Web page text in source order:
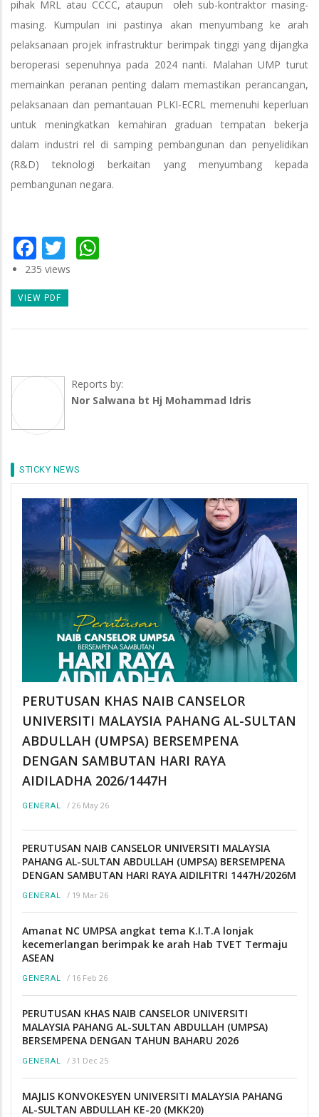
pihak MRL atau CCCC, ataupun oleh sub-kontraktor masing-
masing. Kumpulan ini pastinya akan menyumbang ke arah
pelaksanaan projek infrastruktur berimpak tinggi yang dijangka
beroperasi sepenuhnya pada 2024 nanti. Malahan UMP turut
memainkan peranan penting dalam memastikan perancangan,
pelaksanaan dan pemantauan PLKI-ECRL memenuhi keperluan
untuk meningkatkan kemahiran graduan tempatan bekerja
dalam industri rel di samping pembangunan dan penyelidikan
(R&D) teknologi berkaitan yang menyumbang kepada
pembangunan negara.
Facebook
Twitter
235 views
VIEW PDF
Reports by:
Nor Salwana bt Hj Mohammad Idris
STICKY NEWS
PERUTUSAN KHAS NAIB CANSELOR
UNIVERSITI MALAYSIA PAHANG AL-SULTAN
ABDULLAH (UMPSA) BERSEMPENA
DENGAN SAMBUTAN HARI RAYA
AIDILADHA 2026/1447H
GENERAL / 26 May 26
PERUTUSAN NAIB CANSELOR UNIVERSITI MALAYSIA
PAHANG AL-SULTAN ABDULLAH (UMPSA) BERSEMPENA
DENGAN SAMBUTAN HARI RAYA AIDILFITRI 1447H/2026M
GENERAL / 19 Mar 26
Amanat NC UMPSA angkat tema K.I.T.A lonjak
kecemerlangan berimpak ke arah Hab TVET Termaju
ASEAN
GENERAL / 16 Feb 26
PERUTUSAN KHAS NAIB CANSELOR UNIVERSITI
MALAYSIA PAHANG AL-SULTAN ABDULLAH (UMPSA)
BERSEMPENA DENGAN TAHUN BAHARU 2026
GENERAL / 31 Dec 25
MAJLIS KONVOKESYEN UNIVERSITI MALAYSIA PAHANG
AL-SULTAN ABDULLAH KE-20 (MKK20)